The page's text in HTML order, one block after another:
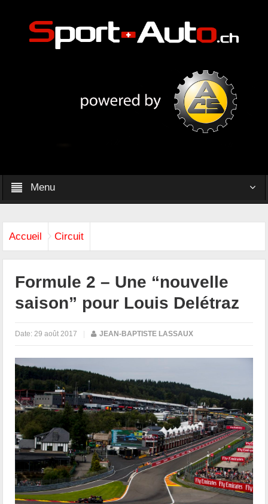
Menu
Accueil Circuit
Formule 2 – Une “nouvelle
saison” pour Louis Delétraz
Date: 29 août 2017 | JEAN-BAPTISTE LASSAUX